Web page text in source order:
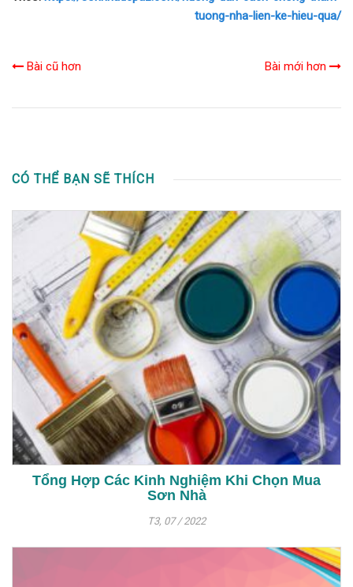
tuong-nha-lien-ke-hieu-qua/
Bài cũ hơn Bài mới hơn
CÓ THỂ BẠN SẼ THÍCH
Tổng Hợp Các Kinh Nghiệm Khi Chọn Mua
Sơn Nhà
T3, 07 / 2022